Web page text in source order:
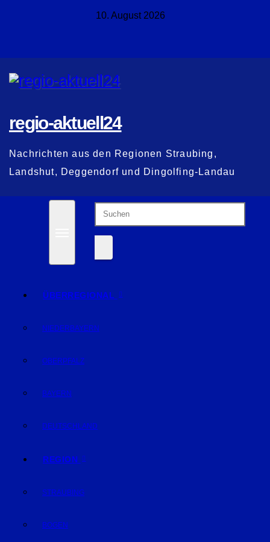
10. August 2026
regio-aktuell24
Nachrichten aus den Regionen Straubing,
Landshut, Deggendorf und Dingolfing-Landau
ÜBERREGIONAL
NIEDERBAYERN
OBERPFALZ
BAYERN
DEUTSCHLAND
REGION
STRAUBING
BOGEN